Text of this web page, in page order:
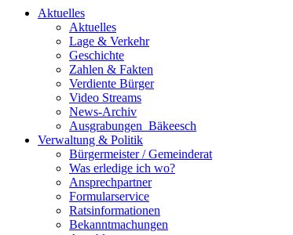
Aktuelles
Aktuelles
Lage & Verkehr
Geschichte
Zahlen & Fakten
Verdiente Bürger
Video Streams
News-Archiv
Ausgrabungen_Bäkeesch
Verwaltung & Politik
Bürgermeister / Gemeinderat
Was erledige ich wo?
Ansprechpartner
Formularservice
Ratsinformationen
Bekanntmachungen